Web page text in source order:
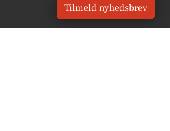
Tilmeld nyhedsbrev